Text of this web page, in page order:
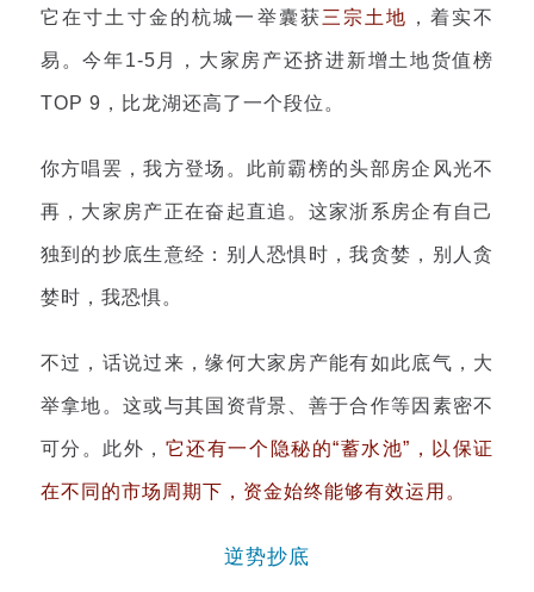
它在寸土寸金的杭城一举囊获三宗土地 ，着实不
易。今年1-5月，大家房产还挤进新增土地货值榜
TOP 9，比龙湖还高了一个段位。
你方唱罢，我方登场。此前霸榜的头部房企风光不
再，大家房产正在奋起直追。这家浙系房企有自己
独到的抄底生意经：别人恐惧时，我贪婪，别人贪
婪时，我恐惧。
不过，话说过来，缘何大家房产能有如此底气，大
举拿地。这或与其国资背景、善于合作等因素密不
可分。此外， 它还有一个隐秘的“蓄水池” ，以保证
在不同的市场周期下，资金始终能够有效运用。
逆势抄底